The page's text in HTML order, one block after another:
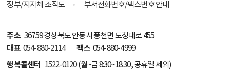
정부/지자체 조직도
부서전화번호/팩스번호 안내
주소 36759 경상북도 안동시 풍천면 도청대로 455
대표 054-880-2114 팩스 054-880-4999
행복콜센터 1522-0120(월~금 8:30~18:30, 공휴일 제외)